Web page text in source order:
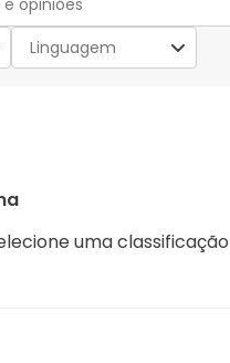
Linguagem
uma